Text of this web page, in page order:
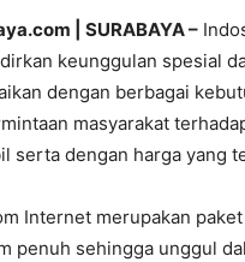
| SURABAYA –
keunggulan spesial
dengan berbagai
masyarakat
serta dengan harga yang
Internet merupakan
penuh sehingga unggul